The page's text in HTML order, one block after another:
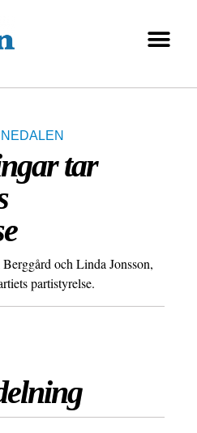
tar
och Linda Jonsson,
partistyrelse.